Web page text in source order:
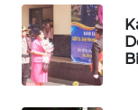
MKLI
LPKKI